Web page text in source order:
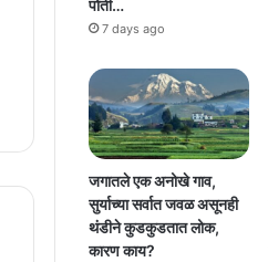
पोती…
7 days ago
जगातले एक अनोखे गाव,
सुर्याच्या सर्वात जवळ असूनही
थंडीने कुडकुडतात लोक,
कारण काय?